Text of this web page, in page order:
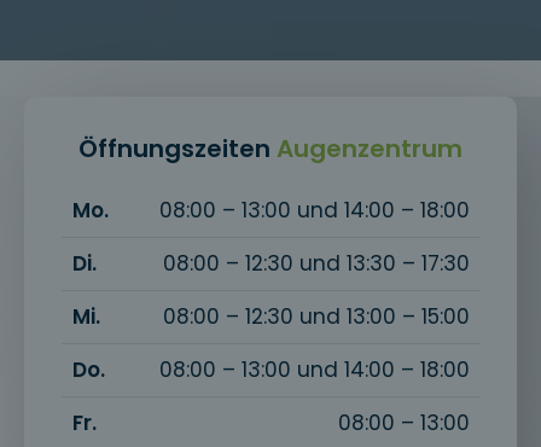
Öffnungszeiten Augenzentrum
Mo.
08:00 – 13:00 und 14:00 – 18:00
Di.
08:00 – 12:30 und 13:30 – 17:30
Mi.
08:00 – 12:30 und 13:00 – 15:00
Do.
08:00 – 13:00 und 14:00 – 18:00
Fr.
08:00 – 13:00